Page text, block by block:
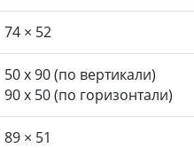
74 × 52
50 x 90 (по вертикали)
90 x 50 (по горизонтали)
89 × 51